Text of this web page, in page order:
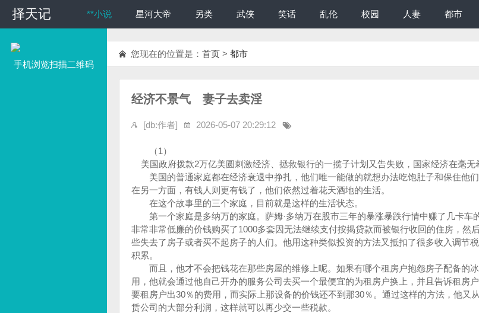
择天记
择天记 **小说 星河大帝 另类 武侠 笑话 乱伦 校园 人妻 都市
手机浏览扫描二维码
您现在的位置是： 首页 > 都市
经济不景气 妻子去卖淫
[db:作者] 2026-05-07 20:29:12
（1）
美国政府拨款2万亿美圆刺激经济、拯救银行的一揽子计划又告失败，国家经济在毫无
美国的普通家庭都在经济衰退中挣扎，他们唯一能做的就想办法吃饱肚子和保住他
在另一方面，有钱人则更有钱了，他们依然过着花天酒地的生活。
在这个故事里的三个家庭，目前就是这样的生活状态。
第一个家庭是多纳万的家庭。萨姆·多纳万在股市三年的暴涨暴跌行情中赚了几卡车
非常非常低廉的价钱购买了1000多套因无法继续支付按揭贷款而被银行收回的住房，然
些失去了房子或者买不起房子的人们。他用这种类似投资的方法又抵扣了很多收入调节
积累。
而且，他才不会把钱花在那些房屋的维修上呢。如果有哪个租房户抱怨房子配备的
用，他就会通过他自己开办的服务公司去买一个最便宜的为租房户换上，并且告诉租房
要租房户出30％的费用，而实际上那设备的价钱还不到那30％。通过这样的方法，他又
赁公司的大部分利润，这样就可以再少交一些税款。